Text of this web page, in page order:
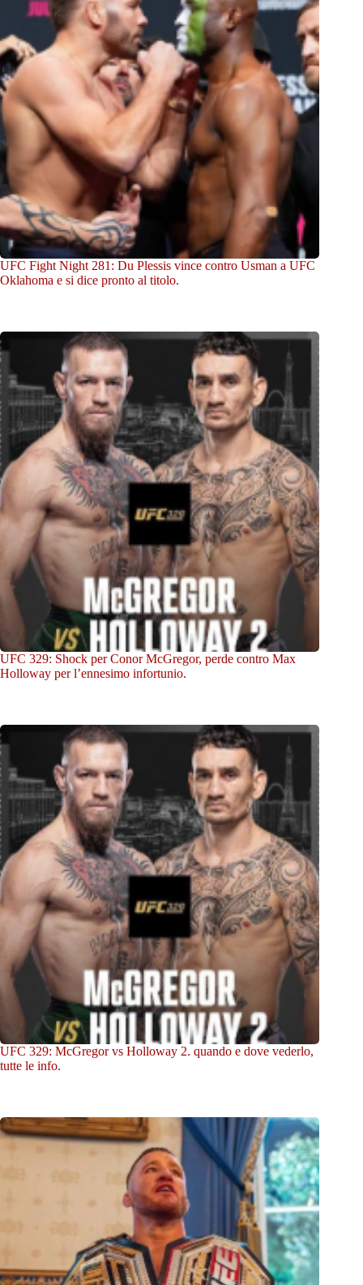
UFC Fight Night 281: Du Plessis vince contro Usman a UFC
Oklahoma e si dice pronto al titolo.
UFC 329: Shock per Conor McGregor, perde contro Max
Holloway per l’ennesimo infortunio.
UFC 329: McGregor vs Holloway 2. quando e dove vederlo,
tutte le info.